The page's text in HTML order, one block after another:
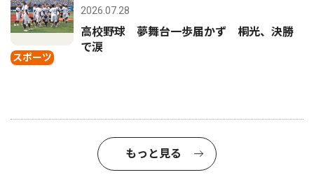
スポーツ
2026.07.28
高校野球 夢舞台一歩届かず 桐光、決勝
で涙
もっと見る